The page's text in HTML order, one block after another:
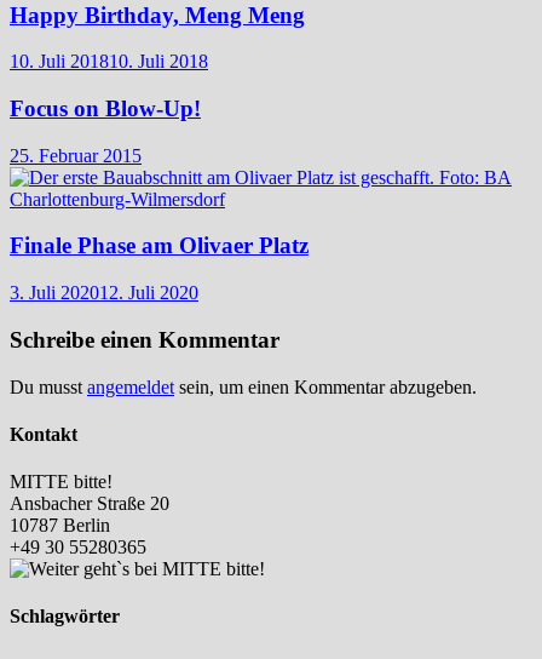
Happy Birthday, Meng Meng
10. Juli 201810. Juli 2018
Focus on Blow-Up!
25. Februar 2015
Finale Phase am Olivaer Platz
3. Juli 202012. Juli 2020
Schreibe einen Kommentar
Du musst angemeldet sein, um einen Kommentar abzugeben.
Kontakt
MITTE bitte!
Ansbacher Straße 20
10787 Berlin
+49 30 55280365
Schlagwörter